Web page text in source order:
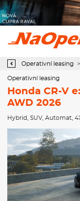
Operativní leasing Honda CR-V
Operativní leasing >
Operativní leasing
Honda CR-V
AWD 2026
Hybrid SUV, Automat